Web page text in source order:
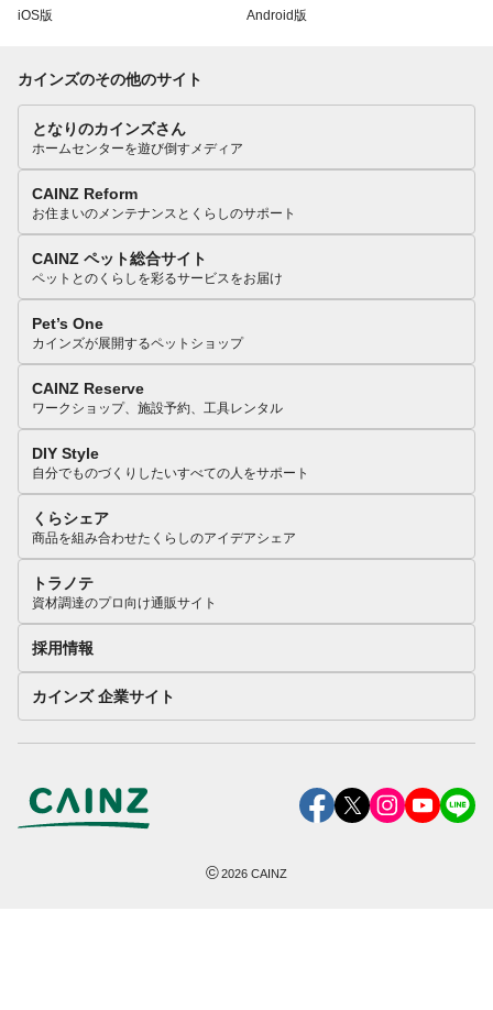
iOS版 Android版
カインズのその他のサイト
となりのカインズさん
ホームセンターを遊び倒すメディア
CAINZ Reform
お住まいのメンテナンスとくらしのサポート
CAINZ ペット総合サイト
ペットとのくらしを彩るサービスをお届け
Pet’s One
カインズが展開するペットショップ
CAINZ Reserve
ワークショップ、施設予約、工具レンタル
DIY Style
自分でものづくりしたいすべての人をサポート
くらシェア
商品を組み合わせたくらしのアイデアシェア
トラノテ
資材調達のプロ向け通販サイト
採用情報
カインズ 企業サイト
©2026 CAINZ